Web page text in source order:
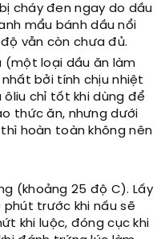
cháy đen ngay do dầu
mẩu bánh dầu nổi
vẫn còn chưa đủ.
(một loại dầu ăn làm
bởi tính chịu nhiệt
ôliu chỉ tốt khi dùng để
thức ăn, nhưng dưới
hoàn toàn không nên
(khoảng 25 độ C). Lấy
phút trước khi nấu sẽ
khi luộc, đóng cục khi